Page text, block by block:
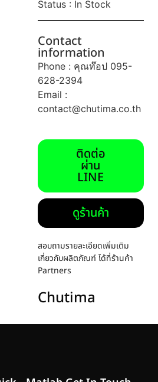
Status : In Stock
Contact
information
Phone : คุณท๊อป 095-
628-2394
Email :
contact@chutima.co.th
ติดต่อ
ผ่าน
LINE
ดูร้านค้า
สอบถามรายละเอียดเพิ่มเติม
เกี่ยวกับผลิตภัณฑ์ ได้ที่ร้านค้า
Partners
Chutima